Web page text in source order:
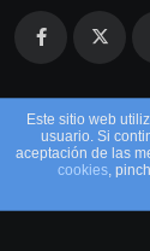
© 2026
Este sitio web
usuario. Si
aceptación de las
cookies,